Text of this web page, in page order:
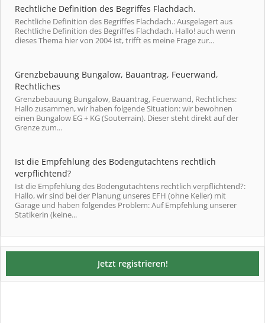
Rechtliche Definition des Begriffes Flachdach.
Rechtliche Definition des Begriffes Flachdach.: Ausgelagert aus
Rechtliche Definition des Begriffes Flachdach. Hallo! auch wenn
dieses Thema hier von 2004 ist, trifft es meine Frage zur...
Grenzbebauung Bungalow, Bauantrag, Feuerwand,
Rechtliches
Grenzbebauung Bungalow, Bauantrag, Feuerwand, Rechtliches:
Hallo zusammen, wir haben folgende Situation: wir bewohnen
einen Bungalow EG + KG (Souterrain). Dieser steht direkt auf der
Grenze zum...
Ist die Empfehlung des Bodengutachtens rechtlich
verpflichtend?
Ist die Empfehlung des Bodengutachtens rechtlich verpflichtend?:
Hallo, wir sind bei der Planung unseres EFH (ohne Keller) mit
Garage und haben folgendes Problem: Auf Empfehlung unserer
Statikerin (keine...
Jetzt registrieren!